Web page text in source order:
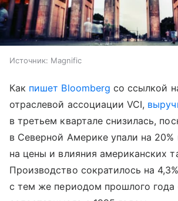
Источник: Magnific
Как пишет Bloomberg со ссылкой
отраслевой ассоциации VCI,
в третьем квартале снизилась,
в Северной Америке упали на 20%
на цены и влияния американских
Производство сократилось на
с тем же периодом прошлого